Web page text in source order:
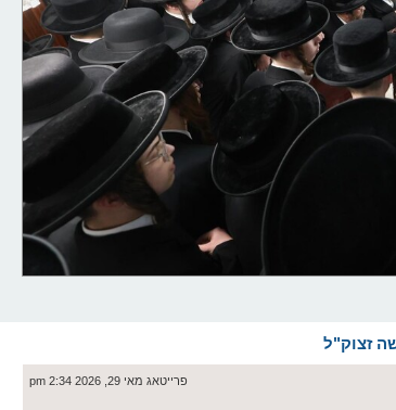
פרייטאג מאי 29, 2026 2:34 pm